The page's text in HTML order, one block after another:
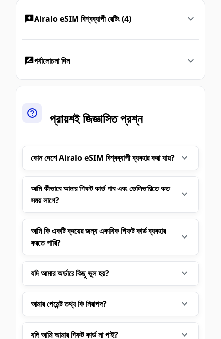
Airalo eSIM বিশ্বব্যাপী রেটিং (4)
পর্যালোচনা দিন
প্রায়শই জিজ্ঞাসিত প্রশ্ন
কোন দেশে Airalo eSIM বিশ্বব্যাপী ব্যবহার করা যায়?
আমি কীভাবে আমার গিফট কার্ড পাব এবং ডেলিভারিতে কত
সময় লাগে?
আমি কি একটি ক্রয়ের জন্য একাধিক গিফট কার্ড ব্যবহার
করতে পারি?
যদি আমার অর্ডারে কিছু ভুল হয়?
আমার পেমেন্ট তথ্য কি নিরাপদ?
যদি আমি আমার গিফট কার্ড না পাই?